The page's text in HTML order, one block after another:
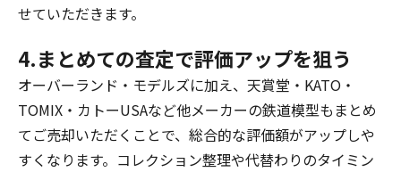
せていただきます。
4.まとめての査定で評価アップを狙う
オーバーランド・モデルズに加え、天賞堂・KATO・
TOMIX・カトーUSAなど他メーカーの鉄道模型もまとめ
てご売却いただくことで、総合的な評価額がアップしや
すくなります。コレクション整理や代替わりのタイミン